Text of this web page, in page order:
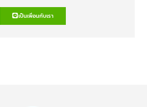
เป็นเพื่อนกับเรา